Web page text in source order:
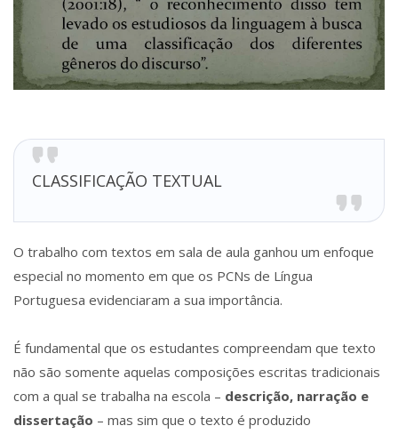
CLASSIFICAÇÃO TEXTUAL
O trabalho com textos em sala de aula ganhou um enfoque
especial no momento em que os PCNs de Língua
Portuguesa evidenciaram a sua importância.
É fundamental que os estudantes compreendam que texto
não são somente aquelas composições escritas tradicionais
com a qual se trabalha na escola – descrição, narração e
dissertação – mas sim que o texto é produzido